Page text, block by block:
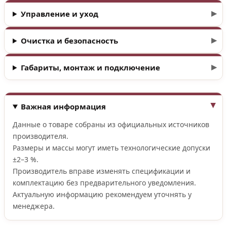
Управление и уход
Очистка и безопасность
Габариты, монтаж и подключение
Важная информация
Данные о товаре собраны из официальных источников
производителя.
Размеры и массы могут иметь технологические допуски
±2–3 %.
Производитель вправе изменять спецификации и
комплектацию без предварительного уведомления.
Актуальную информацию рекомендуем уточнять у
менеджера.